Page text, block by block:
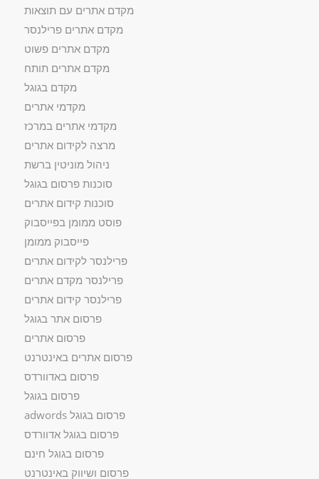
מקדם אתרים עם תוצאות
מקדם אתרים פרילנסר
מקדם אתרים פשוט
מקדם אתרים תותח
מקדם בגוגל
מקדמי אתרים
מקדמי אתרים במרכז
מרצה לקידום אתרים
ניהול מוניטין ברשת
סוכנות פרסום בגוגל
סוכנות קידום אתרים
פוסט ממומן בפייסבוק
פייסבוק ממומן
פרילנסר לקידום אתרים
פרילנסר מקדם אתרים
פרילנסר קידום אתרים
פרסום אתר בגוגל
פרסום אתרים
פרסום אתרים באינטרנט
פרסום באדוורדס
פרסום בגוגל
פרסום בגוגל adwords
פרסום בגוגל אדוורדס
פרסום בגוגל חינם
פרסום ושיווק באינטרנט